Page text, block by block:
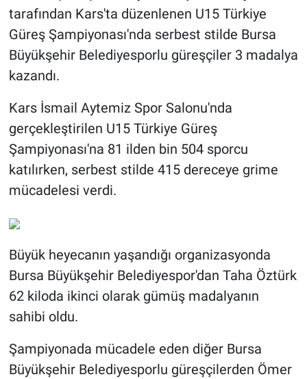
tarafından Kars'ta düzenlenen U15 Türkiye
Güreş Şampiyonası'nda serbest stilde Bursa
Büyükşehir Belediyesporlu güreşçiler 3 madalya
kazandı.
Kars İsmail Aytemiz Spor Salonu'nda
gerçekleştirilen U15 Türkiye Güreş
Şampiyonası'na 81 ilden bin 504 sporcu
katılırken, serbest stilde 415 dereceye grime
mücadelesi verdi.
Büyük heyecanın yaşandığı organizasyonda
Bursa Büyükşehir Belediyespor'dan Taha Öztürk
62 kiloda ikinci olarak gümüş madalyanın
sahibi oldu.
Şampiyonada mücadele eden diğer Bursa
Büyükşehir Belediyesporlu güreşçilerden Ömer